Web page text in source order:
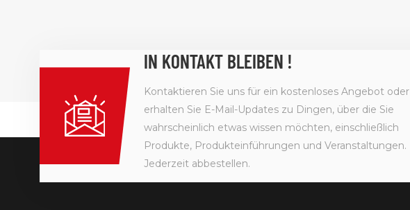
IN KONTAKT BLEIBEN !
Kontaktieren Sie uns für ein kostenloses Angebot oder
erhalten Sie E-Mail-Updates zu Dingen, über die Sie
wahrscheinlich etwas wissen möchten, einschließlich
Produkte, Produkteinführungen und Veranstaltungen.
Jederzeit abbestellen.